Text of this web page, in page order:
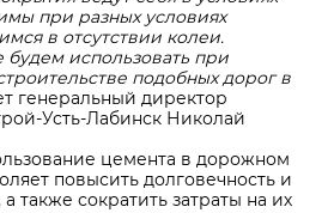
при разных условиях
в отсутствии колеи.
использовать при
подобных дорог в
генеральный директор
Усть-Лабинск Николай
цемента в дорожном
повысить долговечность и
также сократить затраты на их